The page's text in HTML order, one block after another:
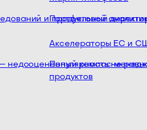
и продуктовой аналитики
недооцененный компас
Портфельный директор
Акселераторы ЕС и США
Популярность не равна
продуктов